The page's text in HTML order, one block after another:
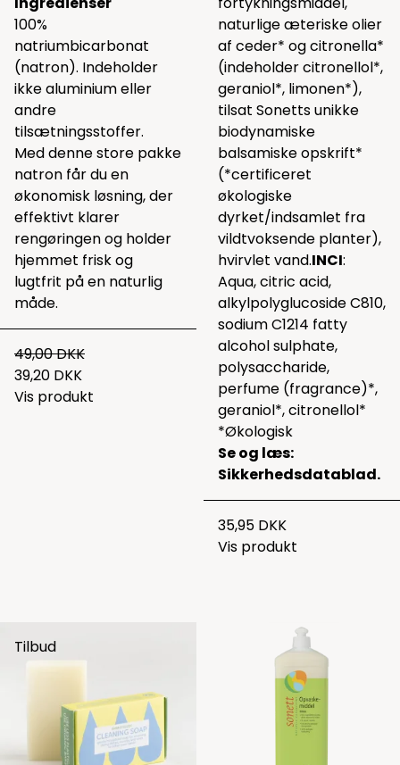
100%
natriumbicarbonat
(natron). Indeholder
ikke aluminium eller
andre
tilsætningsstoffer.
Med denne store pakke
natron får du en
økonomisk løsning, der
effektivt klarer
rengøringen og holder
hjemmet frisk og
lugtfrit på en naturlig
måde.
49,00 DKK
39,20 DKK
Vis produkt
naturlige æteriske olier
af ceder* og citronella*
(indeholder citronellol*,
geraniol*, limonen*),
tilsat Sonetts unikke
biodynamiske
balsamiske opskrift*
(*certificeret
økologiske
dyrket/indsamlet fra
vildtvoksende planter),
hvirvlet vand.INCI:
Aqua, citric acid,
alkylpolyglucoside C810,
sodium C1214 fatty
alcohol sulphate,
polysaccharide,
perfume (fragrance)*,
geraniol*, citronellol*
*Økologisk
Se og læs:
Sikkerhedsdatablad.
35,95 DKK
Vis produkt
Tilbud